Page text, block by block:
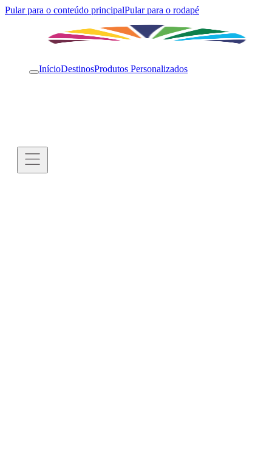
Pular para o conteúdo principalPular para o rodapé
InícioDestinosProdutos Personalizados